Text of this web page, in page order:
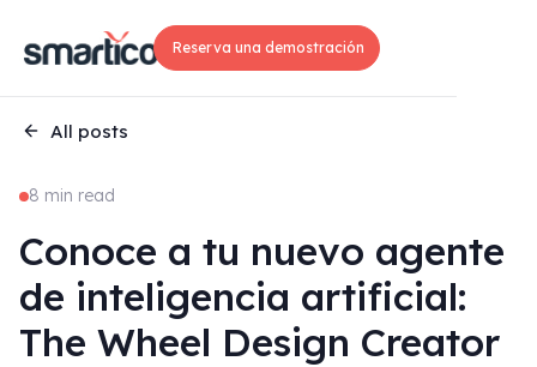
Reserva una demostración
All posts
8 min read
Conoce a tu nuevo agente
de inteligencia artificial:
The Wheel Design Creator